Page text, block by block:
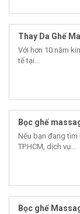
Thay Da Ghế
Với hơn 10 năm
tế tại...
Bọc ghế
Nếu bạn đang
TP.HCM, dịch vụ...
Bọc ghế